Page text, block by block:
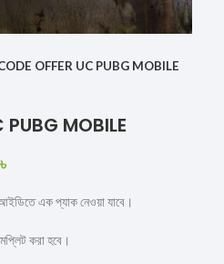
OFFER UC PUBG MOBILE
PUBG MOBILE
৳
এক প্যাক নেওয়া যাবে।
করা হবে।